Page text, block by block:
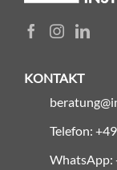
KONTAKT
Telefon:
WhatsApp: